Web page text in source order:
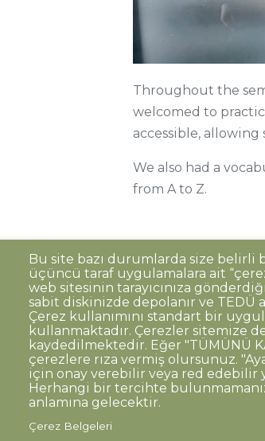
Throughout the
welcomed to
accessible, allowing
We also had a
from A to Z.
Bu site bazı durumlarda size
üçüncü taraf uygulamalara ait
web sitesinin tarayıcınıza
sabit diskinizde depolanır ve TEDÜ
Çerez kullanımını standart bir
kullanmaktadır. Çerezler sitemize
kaydedilmektedir. Eğer "TÜMÜNÜ
çerezlere rıza vermiş olursunuz.
için onay verebilir veya red
Herhangi bir tercihte
anlamına gelecektir.
Çerez Belgeleri
Dipnot
Sıkça Sorulan Sorular
Kurumsal Kimlik
© TED Üniversitesi. Ziya
TED
Üniversitesi
Twitter
TED
Üniversitesi
TED